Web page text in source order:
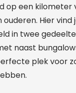
op een
Hier
in twee
naast
plek voor